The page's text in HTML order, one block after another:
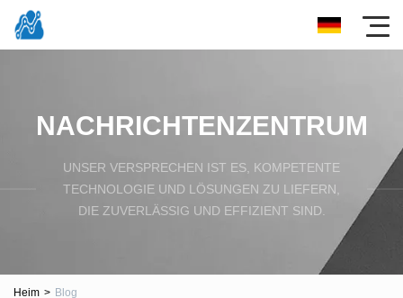
NACHRICHTENZENTRUM
UNSER VERSPRECHEN IST ES, KOMPETENTE
TECHNOLOGIE UND LÖSUNGEN ZU LIEFERN,
DIE ZUVERLÄSSIG UND EFFIZIENT SIND.
Heim > Blog